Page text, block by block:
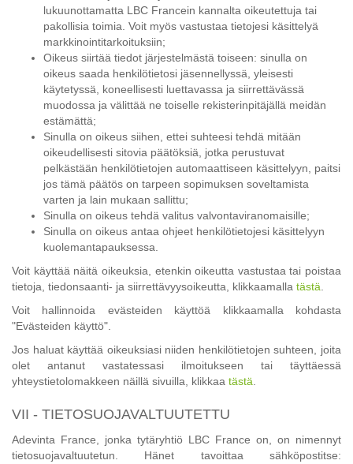
lukuunottamatta LBC Francein kannalta oikeutettuja tai
pakollisia toimia. Voit myös vastustaa tietojesi käsittelyä
markkinointitarkoituksiin;
Oikeus siirtää tiedot järjestelmästä toiseen: sinulla on
oikeus saada henkilötietosi jäsennellyssä, yleisesti
käytetyssä, koneellisesti luettavassa ja siirrettävässä
muodossa ja välittää ne toiselle rekisterinpitäjällä meidän
estämättä;
Sinulla on oikeus siihen, ettei suhteesi tehdä mitään
oikeudellisesti sitovia päätöksiä, jotka perustuvat
pelkästään henkilötietojen automaattiseen käsittelyyn, paitsi
jos tämä päätös on tarpeen sopimuksen soveltamista
varten ja lain mukaan sallittu;
Sinulla on oikeus tehdä valitus valvontaviranomaisille;
Sinulla on oikeus antaa ohjeet henkilötietojesi käsittelyyn
kuolemantapauksessa.
Voit käyttää näitä oikeuksia, etenkin oikeutta vastustaa tai poistaa
tietoja, tiedonsaanti- ja siirrettävyysoikeutta, klikkaamalla tästä
Voit hallinnoida evästeiden käyttöä klikkaamalla kohdasta
"Evästeiden käyttö".
Jos haluat käyttää oikeuksiasi niiden henkilötietojen suhteen, joita
olet antanut vastatessasi ilmoitukseen tai täyttäessä
yhteystietolomakkeen näillä sivuilla, klikkaa tästä
VII - TIETOSUOJAVALTUUTETTU
Adevinta France, jonka tytäryhtiö LBC France on, on nimennyt
tietosuojavaltuutetun. Hänet tavoittaa sähköpostitse: